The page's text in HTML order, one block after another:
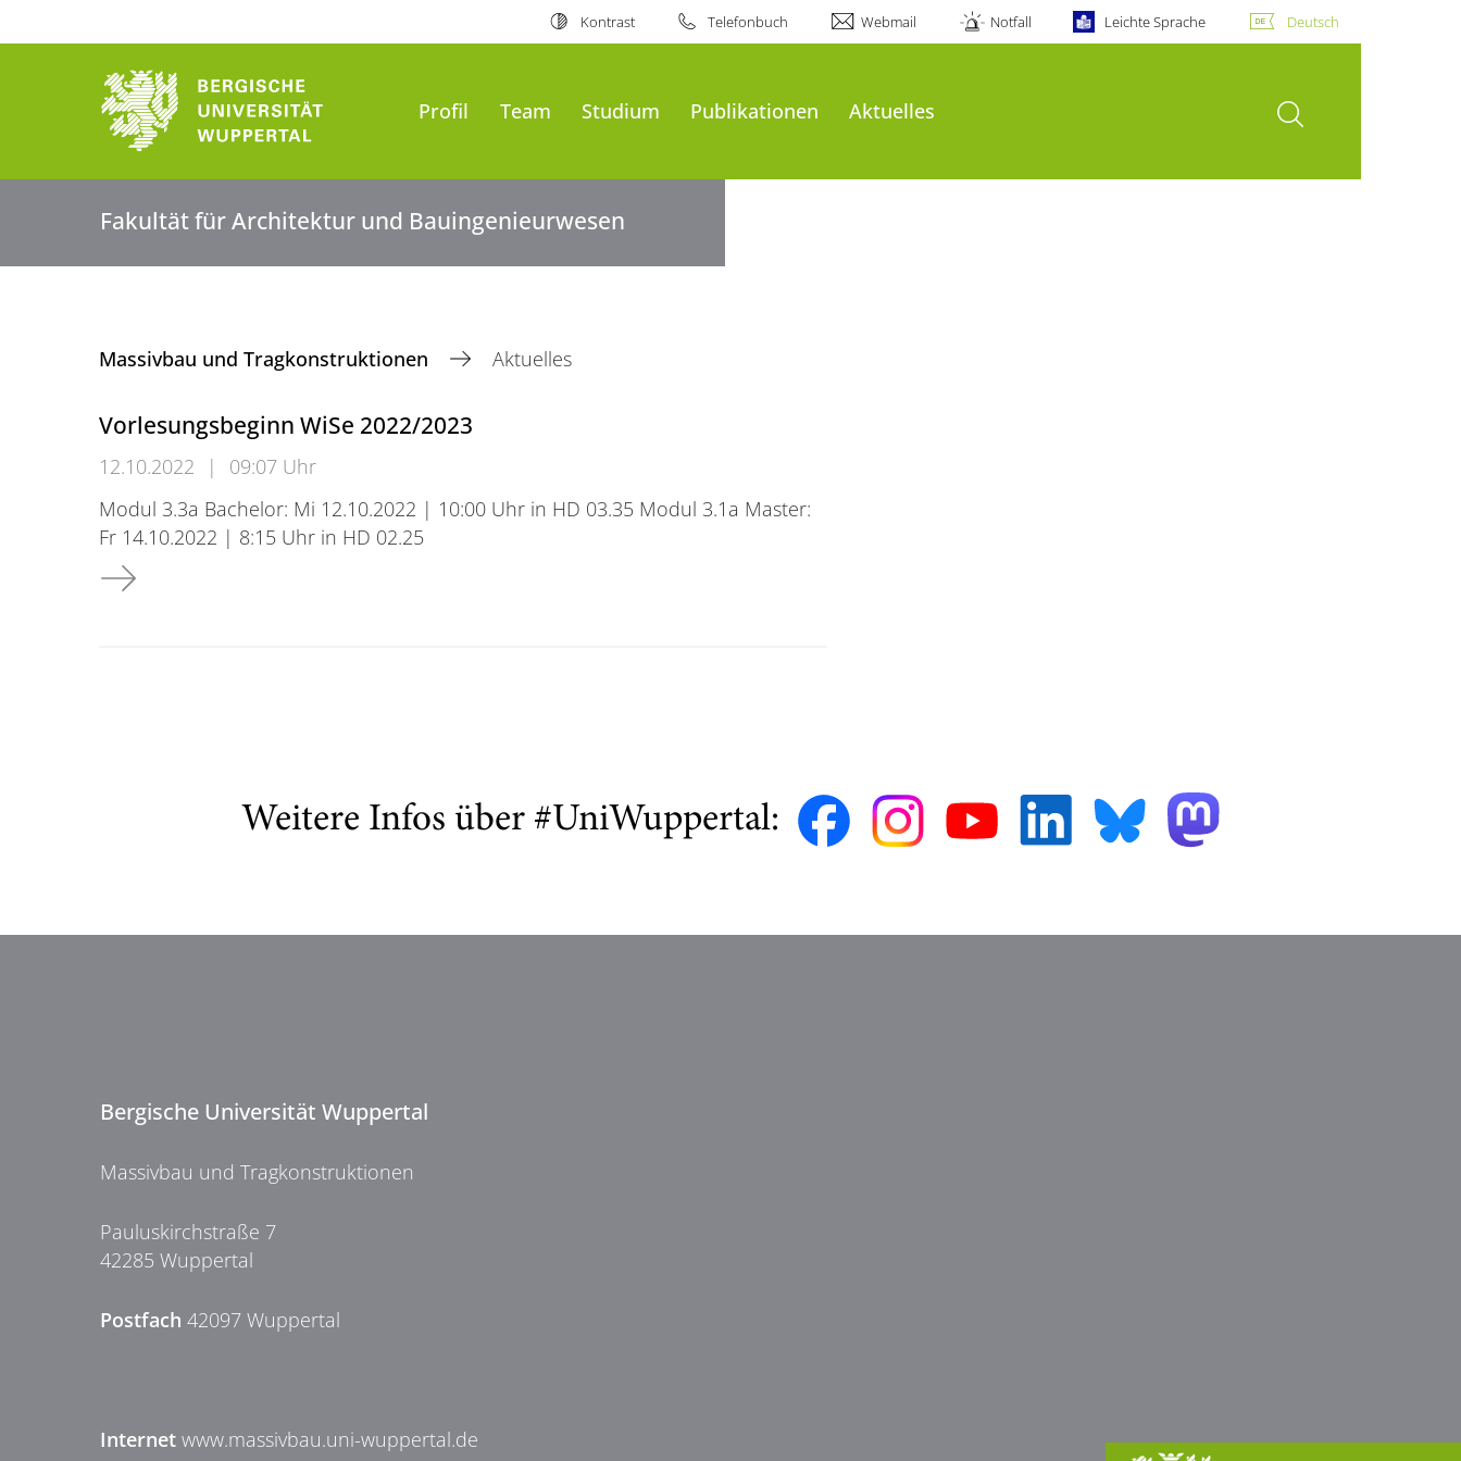
Kontrast Telefonbuch Webmail Notfall Leichte Sprache Deutsch
Profil Team Studium Publikationen Aktuelles Suche öffnen
Fakultät für Architektur und Bauingenieurwesen
Massivbau und Tragkonstruktionen Aktuelles
Vorlesungsbeginn WiSe 2022/2023
12.10.2022 |
09:07 Uhr
Modul 3.3a Bachelor: Mi 12.10.2022 | 10:00 Uhr in HD 03.35 Modul 3.1a Master:
Fr 14.10.2022 | 8:15 Uhr in HD 02.25
Vorlesungsbeginn WiSe 2022/2023
Weitere Infos über #UniWuppertal:
Bergische Universität Wuppertal
Massivbau und Tragkonstruktionen
Pauluskirchstraße 7
42285 Wuppertal
Postfach 42097 Wuppertal
Internet www.massivbau.uni-wuppertal.de